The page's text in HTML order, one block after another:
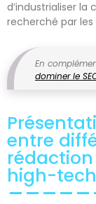
d’industrialiser la
recherché par
En
dominer le
entre
rédaction
high-tech